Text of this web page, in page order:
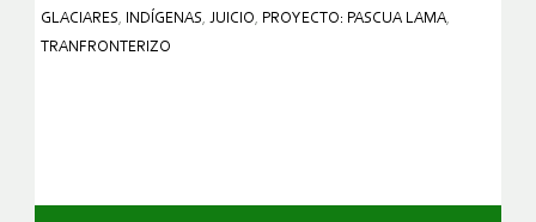
GLACIARES, INDÍGENAS, JUICIO, PROYECTO: PASCUA LAMA,
TRANFRONTERIZO